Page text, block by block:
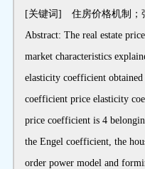
[关键词] 住房价格机制；
Abstract: The real estate
market characteristics
elasticity coefficient
coefficient price elasticity
price coefficient is 4
the Engel coefficient, the
order power model and